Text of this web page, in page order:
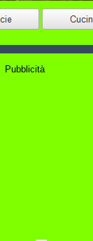
Pubblicità